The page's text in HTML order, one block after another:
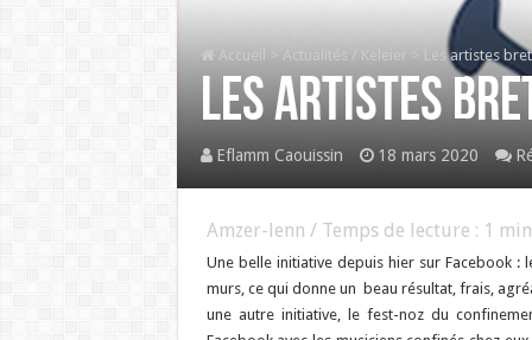
Accueil > Actualités / Keleier > Les artistes
Les artistes
Eflamm Caouissin 18 mars 2020
Amzer-lenn / Temps de lecture : 1 min
Une belle initiative depuis hier sur Facebook
murs, ce qui donne un beau résultat, frais,
une autre initiative, le fest-noz du